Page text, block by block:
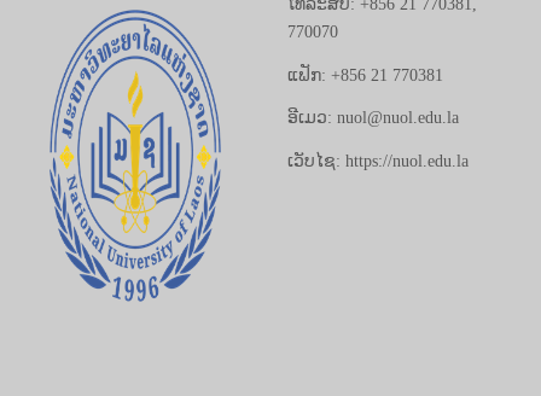
ໂທລະສັບ: +856 21 770381,
770070
ແຟັກ: +856 21 770381
ອີເມວ: nuol@nuol.edu.la
ເວັບໄຊ: https://nuol.edu.la